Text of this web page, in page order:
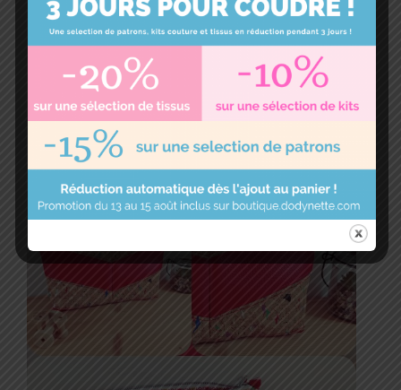
La version chevrons de Stéphanie alias